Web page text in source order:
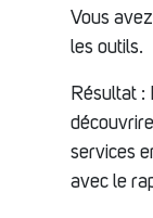
Vous
les outils.
Résultat :
services
avec le